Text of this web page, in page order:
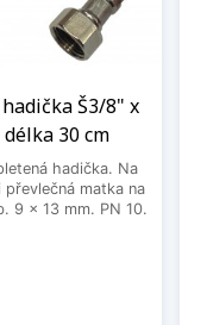
Š3/8" x
30 cm
hadička. Na
převlečná matka na
9 x 13 mm. PN 10.